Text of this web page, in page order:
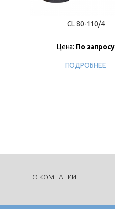
CL 80-110/4
Цена: По запросу
ПОДРОБНЕЕ
О КОМПАНИИ